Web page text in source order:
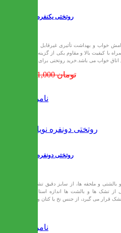
روتختی یکنفره نویان
خواب و بهداشت تأثیری غیرقابل انکار
با کیفیت بالا و مقاوم یکی از گزینه های
1,301,000 تومان
ناموجود
روتختی دونفره نویان
و ملحفه ها، از سایز دقیق تشک و
تشک ها و بالشت ها اندازه استاندارد
ناموجود